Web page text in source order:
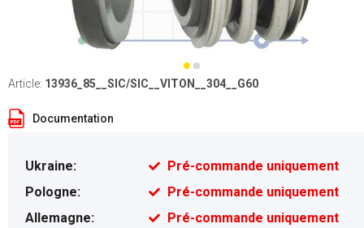
Article: 13936_85__SIC/SIC__VITON__304__G60
Documentation
Ukraine:
Pré-commande uniquement
Pologne:
Pré-commande uniquement
Allemagne:
Pré-commande uniquement